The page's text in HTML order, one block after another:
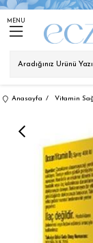
MENU
Anasayfa Vitamin